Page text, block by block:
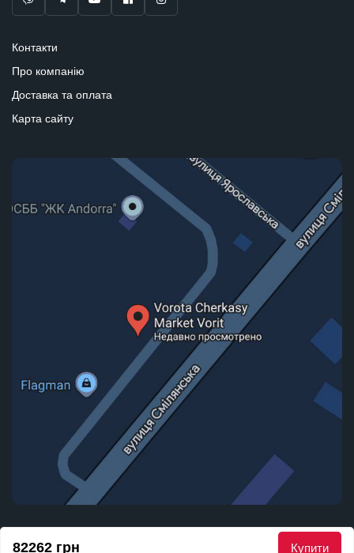
82262 грн Купити
Контакти
Про компанію
Доставка та оплата
Карта сайту
© 2010 - 2026 Маркет Воріт. Всі права захищені